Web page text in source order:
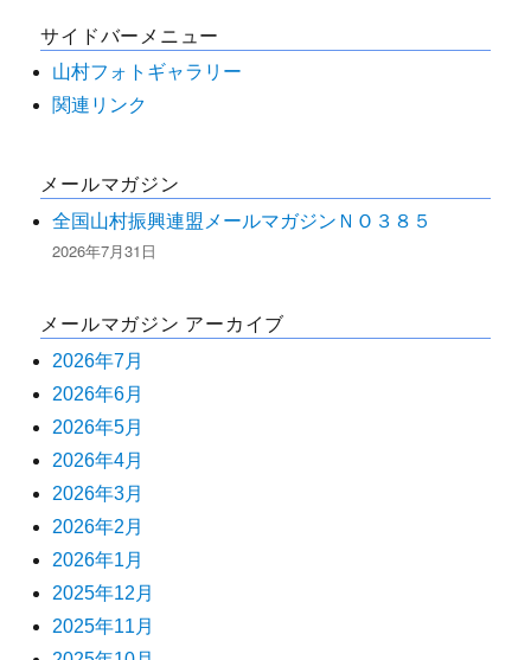
ゲ
ー
ョ
ン
象:
サイドバーメニュー
山村フォトギャラリー
関連リンク
メールマガジン
全国山村振興連盟メールマガジンＮＯ３８５
2026年7月31日
メールマガジン アーカイブ
2026年7月
2026年6月
2026年5月
2026年4月
2026年3月
2026年2月
2026年1月
2025年12月
2025年11月